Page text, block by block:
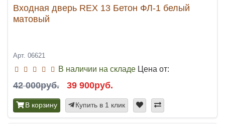
Входная дверь REX 13 Бетон ФЛ-1 белый
матовый
Арт. 06621
В наличии на складе Цена от:
42 000руб. 39 900руб.
В корзину Купить в 1 клик